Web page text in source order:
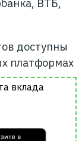
ВТБ,
доступны
платформах
вклада